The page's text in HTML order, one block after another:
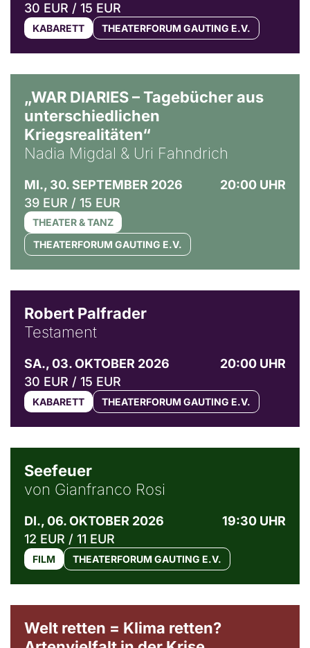
30 EUR / 15 EUR
KABARETT THEATERFORUM GAUTING E.V.
„WAR DIARIES – Tagebücher aus
unterschiedlichen
Kriegsrealitäten“
Nadia Migdal & Uri Fahndrich
MI., 30. SEPTEMBER 2026
20:00 UHR
39 EUR / 15 EUR
THEATER & TANZ
THEATERFORUM GAUTING E.V.
Robert Palfrader
Testament
SA., 03. OKTOBER 2026
20:00 UHR
30 EUR / 15 EUR
KABARETT THEATERFORUM GAUTING E.V.
Seefeuer
von Gianfranco Rosi
DI., 06. OKTOBER 2026
19:30 UHR
12 EUR / 11 EUR
FILM THEATERFORUM GAUTING E.V.
Welt retten = Klima retten?